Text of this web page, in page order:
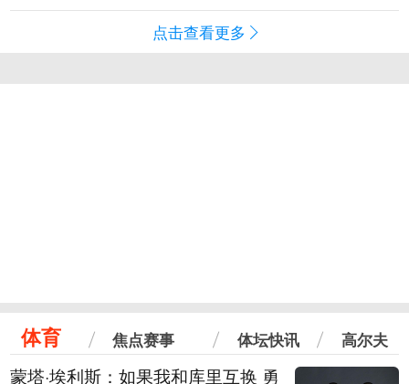
点击查看更多
体育 焦点赛事 体坛快讯 高尔夫
蒙塔·埃利斯：如果我和库里互换 勇